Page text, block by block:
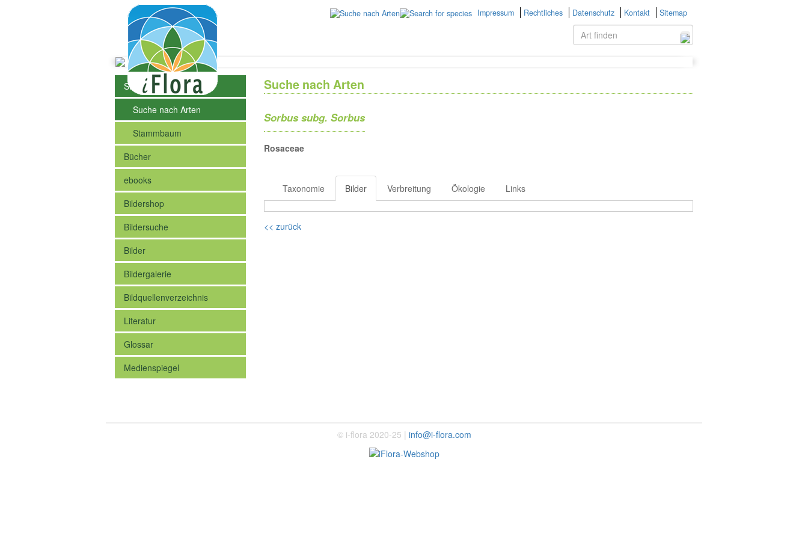
Impressum Rechtliches Datenschutz Kontakt Sitemap
Steckbriefe der Arten
Suche nach Arten
Stammbaum
Bücher
ebooks
Bildershop
Bildersuche
Bilder
Bildergalerie
Bildquellenverzeichnis
Literatur
Glossar
Medienspiegel
Suche nach Arten
Sorbus subg. Sorbus
Rosaceae
Taxonomie Bilder Verbreitung Ökologie Links
<< zurück
© i-flora 2020-25 | info@i-flora.com